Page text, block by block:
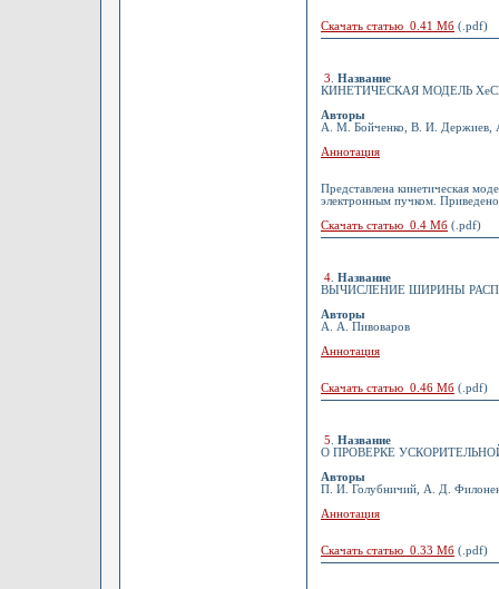
Скачать статью 0.41 Мб (.pdf)
3
Название
КИНЕТИЧЕСКАЯ МОДЕЛЬ
Авторы
А. М. Бойченко, В. И. Держиев,
Аннотация
Представлена кинетическая
электронным пучком.
Скачать статью 0.4 Мб (.pdf)
4 Название
ВЫЧИСЛЕНИЕ ШИРИНЫ
Авторы
А. А. Пивоваров
Аннотация
Скачать статью 0.46 Мб (.pdf)
5
Название
О ПРОВЕРКЕ
Авторы
П. И. Голубничий, А. Д.
Аннотация
Скачать статью 0.33 Мб (.pdf)